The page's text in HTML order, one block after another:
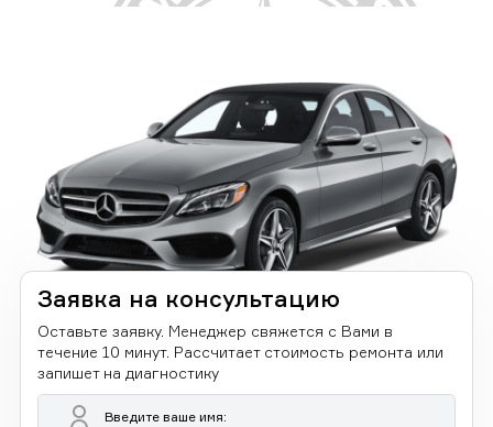
Заявка на консультацию
Оставьте заявку. Менеджер свяжется с Вами в
течение 10 минут. Рассчитает стоимость ремонта или
запишет на диагностику